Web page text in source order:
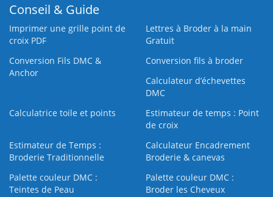
Conseil & Guide
Imprimer une grille point de
croix PDF
Lettres à Broder à la main
Gratuit
Conversion Fils DMC &
Anchor
Conversion fils à broder
Calculateur d’échevettes
DMC
Calculatrice toile et points
Estimateur de temps : Point
de croix
Estimateur de Temps :
Broderie Traditionnelle
Calculateur Encadrement
Broderie & canevas
Palette couleur DMC :
Teintes de Peau
Palette couleur DMC :
Broder les Cheveux